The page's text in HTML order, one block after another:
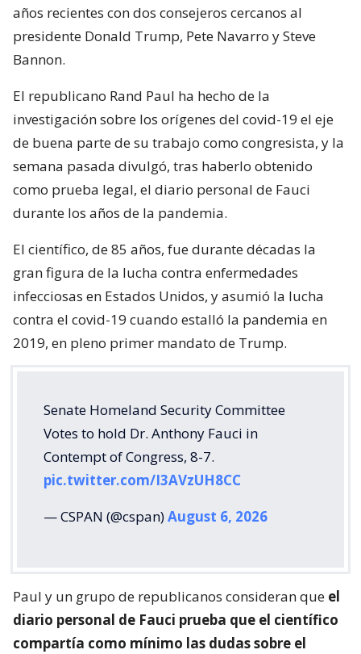
años recientes con dos consejeros cercanos al
presidente Donald Trump, Pete Navarro y Steve
Bannon.
El republicano Rand Paul ha hecho de la
investigación sobre los orígenes del covid-19 el eje
de buena parte de su trabajo como congresista, y la
semana pasada divulgó, tras haberlo obtenido
como prueba legal, el diario personal de Fauci
durante los años de la pandemia.
El científico, de 85 años, fue durante décadas la
gran figura de la lucha contra enfermedades
infecciosas en Estados Unidos, y asumió la lucha
contra el covid-19 cuando estalló la pandemia en
2019, en pleno primer mandato de Trump.
Senate Homeland Security Committee
Votes to hold Dr. Anthony Fauci in
Contempt of Congress, 8-7.
pic.twitter.com/I3AVzUH8CC
— CSPAN (@cspan)August 6, 2026
Paul y un grupo de republicanos consideran que el
diario personal de Fauci prueba que el científico
compartía como mínimo las dudas sobre el